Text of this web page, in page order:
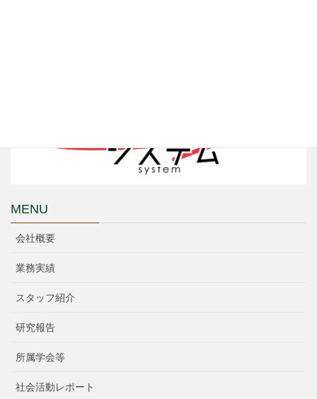
MENU
会社概要
業務実績
スタッフ紹介
研究報告
所属学会等
社会活動レポート